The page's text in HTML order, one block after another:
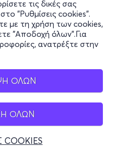
τις δικές σας
"Ρυθμίσεις cookies".
με τη χρήση των cookies,
"Αποδοχή όλων".Για
ανατρέξτε στην
ΟΛΩΝ
ΟΛΩΝ
COOKIES